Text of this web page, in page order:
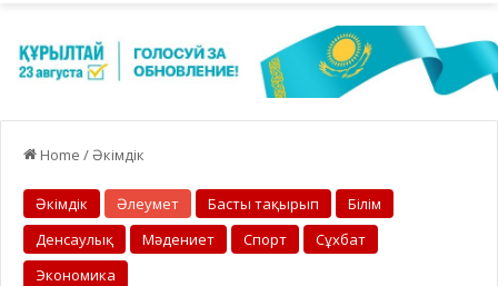
Home /Әкімдік
Әкімдік Әлеумет Басты тақырып
Білім
Денсаулық
Мәдениет Спорт
Сұхбат
Экономика